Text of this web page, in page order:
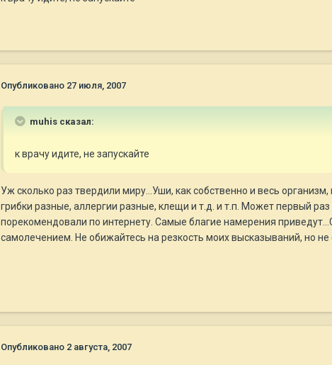
Опубликовано 27 июля, 2007
muhis сказал:
к врачу идите, не запускайте
Уж сколько раз твердили миру...Уши, как собственно и весь
грибки разные, аллергии разные, клещи и т.д. и т.п. Может первый
порекомендовали по интернету. Самые благие намерения
самолечением. Не обижайтесь на резкость моих высказываний, но не
Опубликовано 2 августа, 2007